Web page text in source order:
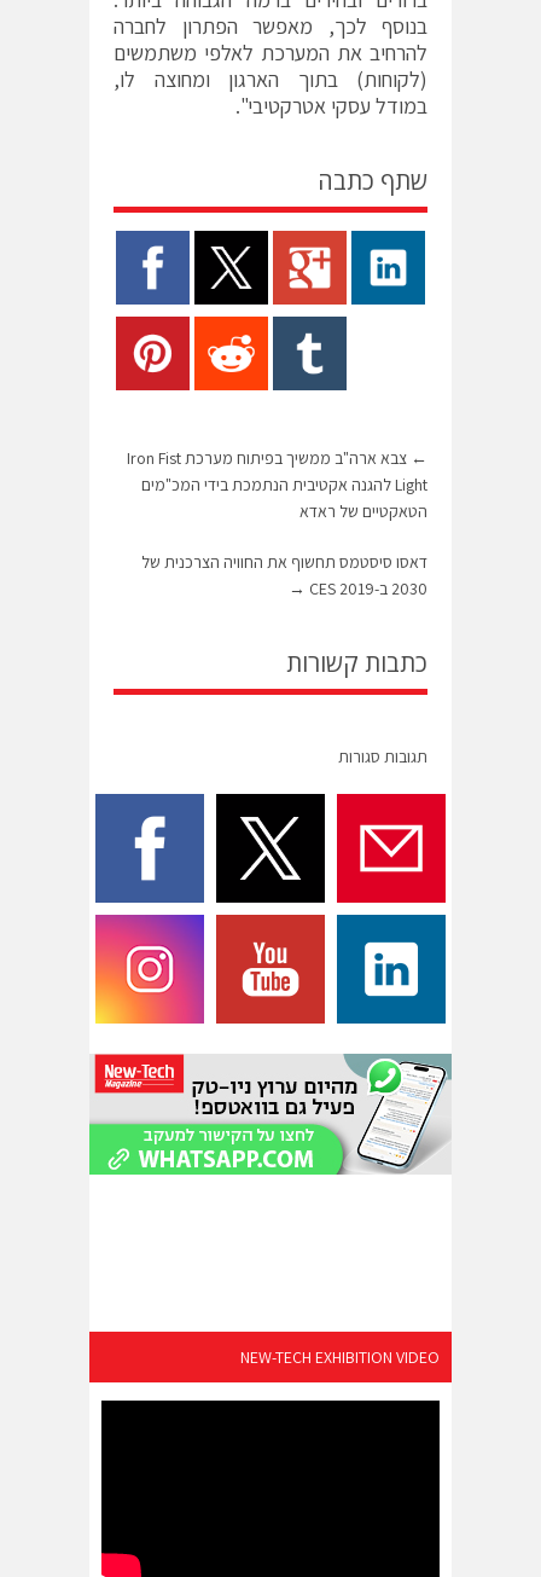
בנוסף לכך, מאפשר הפתרון לחברה
להרחיב את המערכת לאלפי משתמשים
(לקוחות) בתוך הארגון ומחוצה לו,
במודל עסקי אטרקטיבי".
שתף כתבה
←
צבא ארה"ב ממשיך בפיתוח מערכת Iron Fist
Light להגנה אקטיבית הנתמכת בידי המכ"מים
הטאקטיים של ראדא
דאסו סיסטמס תחשוף את החוויה הצרכנית של
2030 ב-CES 2019
→
כתבות קשורות
תגובות סגורות
NEW-TECH EXHIBITION VIDEO